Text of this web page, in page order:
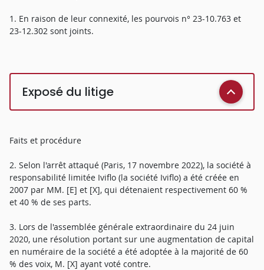
1. En raison de leur connexité, les pourvois n° 23-10.763 et
23-12.302 sont joints.
Exposé du litige
Faits et procédure
2. Selon l'arrêt attaqué (Paris, 17 novembre 2022), la société à
responsabilité limitée Iviflo (la société Iviflo) a été créée en
2007 par MM. [E] et [X], qui détenaient respectivement 60 %
et 40 % de ses parts.
3. Lors de l'assemblée générale extraordinaire du 24 juin
2020, une résolution portant sur une augmentation de capital
en numéraire de la société a été adoptée à la majorité de 60
% des voix, M. [X] ayant voté contre.